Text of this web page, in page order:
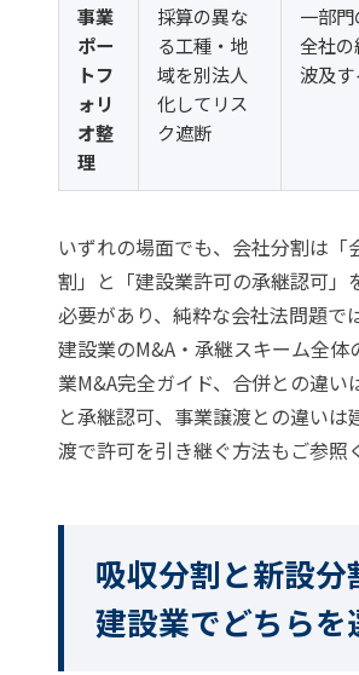
事業
ポー
トフ
ォリ
オ整
理
採算の異な
る工種・地
域を別法人
化してリス
ク遮断
一部
全社
波及
いずれの場面でも、会社分割は「
割」と「建設業許可の承継認可」
必要があり、純粋な会社法問題で
建設業のM&A・承継スキーム全体
業M&A完全ガイド、合併との違い
と承継認可、事業譲渡との違いは
渡で許可を引き継ぐ方法もご参照
吸収分割と新設
建設業でどちらを